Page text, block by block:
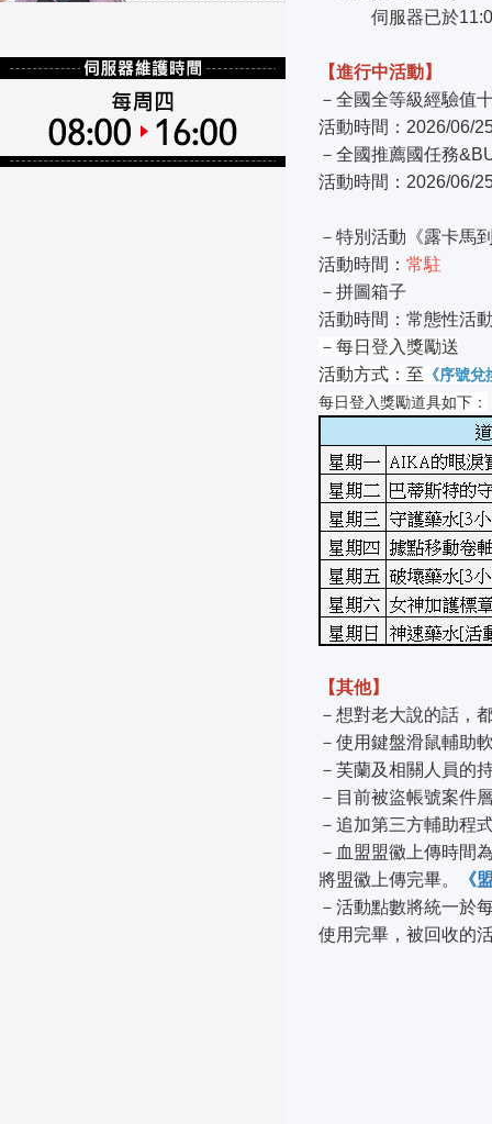
伺服器已於11:00
【進行中活動】
－全國全等級經驗值
活動時間：2026/06/
－全國推薦國任務
活動時間：2026/06/
－特別活動《露卡馬
活動時間： 常駐
－拼圖箱子
活動時間：常態性活
－每日登入獎勵送
活動方式：至 《序號兌
每日登入獎勵道具如下：
【其他】
－想對老大說的話，
－使用鍵盤滑鼠輔助
－芙蘭及相關人員的
－目前被盜帳號案件
－追加第三方輔助程
－血盟盟鰴上傳時間
將盟鰴上傳完畢。
《
－活動點數將統一於
使用完畢，被回收的